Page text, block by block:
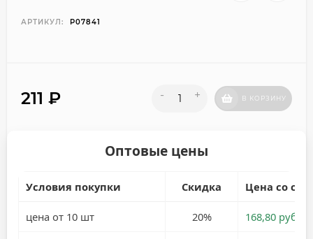
АРТИКУЛ: P07841
211 ₽ - + В КОРЗИНУ
Оптовые цены
Условия покупки Скидка Цена со
цена от 10 шт 20% 168,80 руб.